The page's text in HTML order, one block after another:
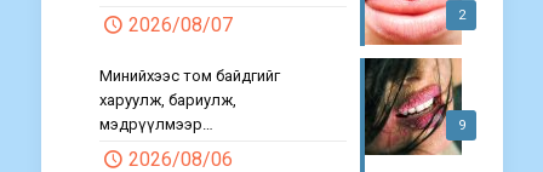
2
2026/08/07
9
Минийхээс том байдгийг
харуулж, бариулж,
мэдрүүлмээр…
2026/08/06